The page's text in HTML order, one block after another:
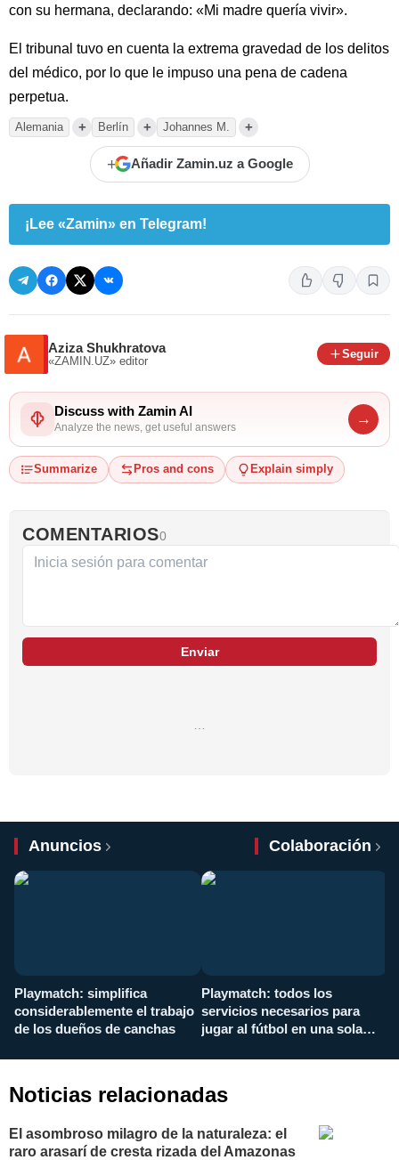
con su hermana, declarando: «Mi madre quería vivir».
El tribunal tuvo en cuenta la extrema gravedad de los delitos
del médico, por lo que le impuso una pena de cadena
perpetua.
Alemania + Berlín + Johannes M. +
+ Añadir Zamin.uz a Google
¡Lee «Zamin» en Telegram!
Aziza Shukhratova
«ZAMIN.UZ» editor
Seguir
Discuss with Zamin AI
Analyze the news, get useful answers
→
Summarize Pros and cons Explain simply
COMENTARIOS0
Enviar
Anuncios Colaboración
Playmatch: simplifica
considerablemente el trabajo
de los dueños de canchas
Playmatch: todos los
servicios necesarios para
jugar al fútbol en una sola
Noticias relacionadas
El asombroso milagro de la naturaleza: el
raro arasarí de cresta rizada del Amazonas